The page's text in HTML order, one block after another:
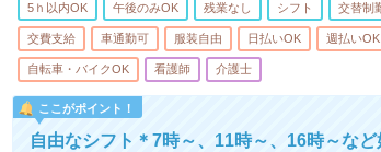
5ｈ以内OK 午後のみOK 残業なし シフト 交替制
交費支給 車通勤可 服装自由 日払いOK 週払いOK
自転車・バイクOK 看護師 介護士
ここがポイント！
自由なシフト＊7時～、11時～、16時～な